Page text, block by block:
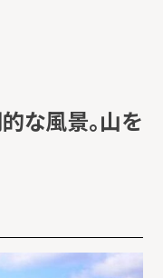
な風景。山を